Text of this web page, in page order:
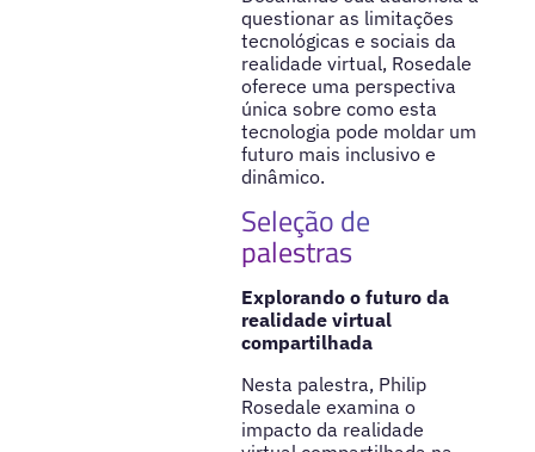
questionar as limitações
tecnológicas e sociais da
realidade virtual, Rosedale
oferece uma perspectiva
única sobre como esta
tecnologia pode moldar um
futuro mais inclusivo e
dinâmico.
Seleção de
palestras
Explorando o futuro da
realidade virtual
compartilhada
Nesta palestra, Philip
Rosedale examina o
impacto da realidade